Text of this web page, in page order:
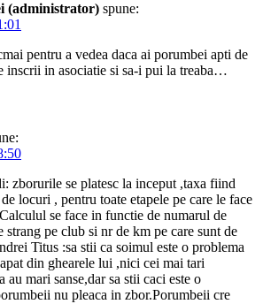
(administrator) spune:
pentru a vedea daca ai porumbei apti de
inscrii in asociatie si sa-i pui la treaba…
zborurile se platesc la inceput ,taxa fiind
locuri , pentru toate etapele pe care le face
se face in functie de numarul de
strang pe club si nr de km pe care sunt de
Titus :sa stii ca soimul este o problema
din ghearele lui ,nici cei mai tari
au mari sanse,dar sa stii caci este o
nu pleaca in zbor.Porumbeii cre